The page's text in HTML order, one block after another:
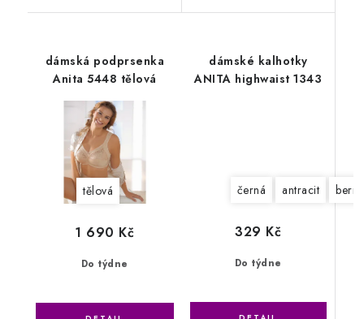
dámská podprsenka
Anita 5448 tělová
tělová
Do týdne
1 690 Kč
dámské kalhotky
ANITA highwaist 1343
černá antracit berry
Do týdne
329 Kč